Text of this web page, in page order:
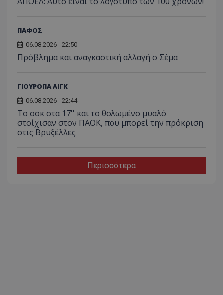
ΠΑΦΟΣ
06.08.2026 - 22:50
Πρόβλημα και αναγκαστική αλλαγή ο Σέμα
ΓΙΟΥΡΟΠΑ ΛΙΓΚ
06.08.2026 - 22:44
Το σοκ στα 17'' και το θολωμένο μυαλό
στοίχισαν στον ΠΑΟΚ, που μπορεί την πρόκριση
στις Βρυξέλλες
Περισσότερα